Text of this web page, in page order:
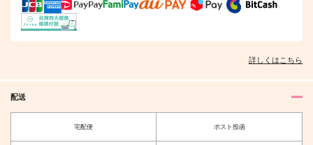
詳しくはこちら
配送
宅配便 ポスト投函